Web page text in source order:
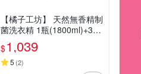
【橘子工坊】 天然無香精制
菌洗衣精 1瓶(1800ml)+3補
包(1500ml)-限量贈紅包袋6
入(圖案隨機)
$1,039
5 (2)